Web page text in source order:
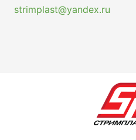
strimplast@yandex.ru